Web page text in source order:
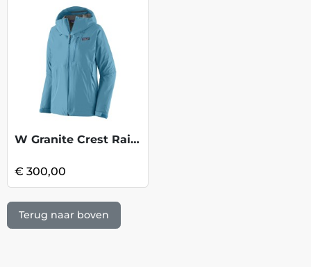
W Granite Crest Rain Jkt - Shore Blue
€ 300,00
Terug naar boven